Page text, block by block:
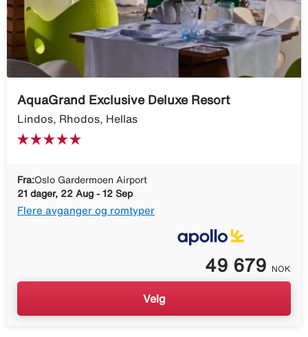
AquaGrand Exclusive Deluxe Resort
Lindos, Rhodos, Hellas
Fra:Oslo Gardermoen Airport
21 dager, 22 Aug - 12 Sep
Flere avganger og romtyper
49 679 NOK
Velg